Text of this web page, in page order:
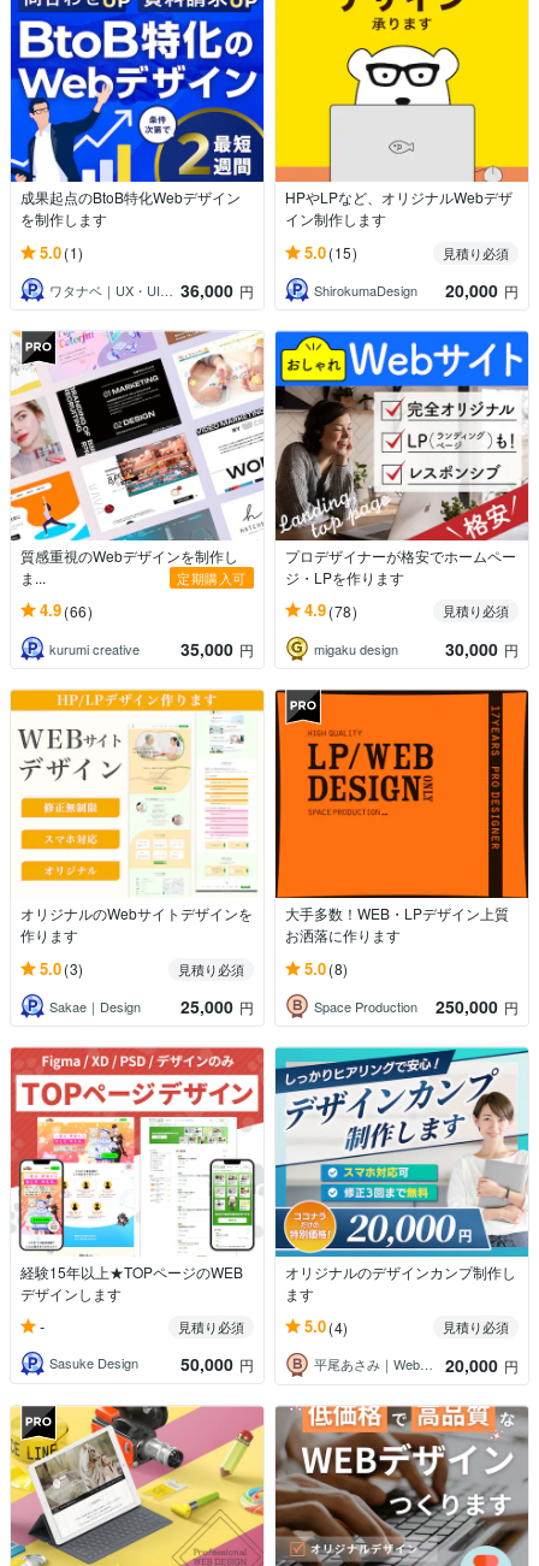
成果起点のBtoB特化Webデザイン
を制作します
5.0(1)
ワタナベ｜UX・UI＆Webデザイナー 36,000 円
HPやLPなど、オリジナルWebデザ
イン制作します
5.0(15)
見積り必須
ShirokumaDesign
20,000 円
質感重視のWebデザインを制作し
ま...
定期購入可
4.9(66)
kurumi creative 35,000 円
プロデザイナーが格安でホームペー
ジ・LPを作ります
4.9(78)
見積り必須
migaku design
30,000 円
オリジナルのWebサイトデザインを
作ります
5.0(3)
見積り必須
Sakae｜Design
25,000 円
大手多数！WEB・LPデザイン上質
お洒落に作ります
5.0(8)
Space Production 250,000 円
経験15年以上★TOPページのWEB
デザインします
-
見積り必須
Sasuke Design
50,000 円
オリジナルのデザインカンプ制作し
ます
5.0(4)
見積り必須
平尾あさみ｜Webデザイナー
20,000 円